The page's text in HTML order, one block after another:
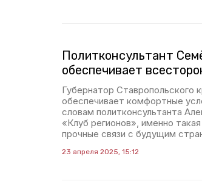
Политконсультант
обеспечивает
Губернатор Ставропольского
обеспечивает комфортные
словам политконсультанта
«Клуб регионов», именно
прочные связи с будущим
23 апреля 2025, 15:12